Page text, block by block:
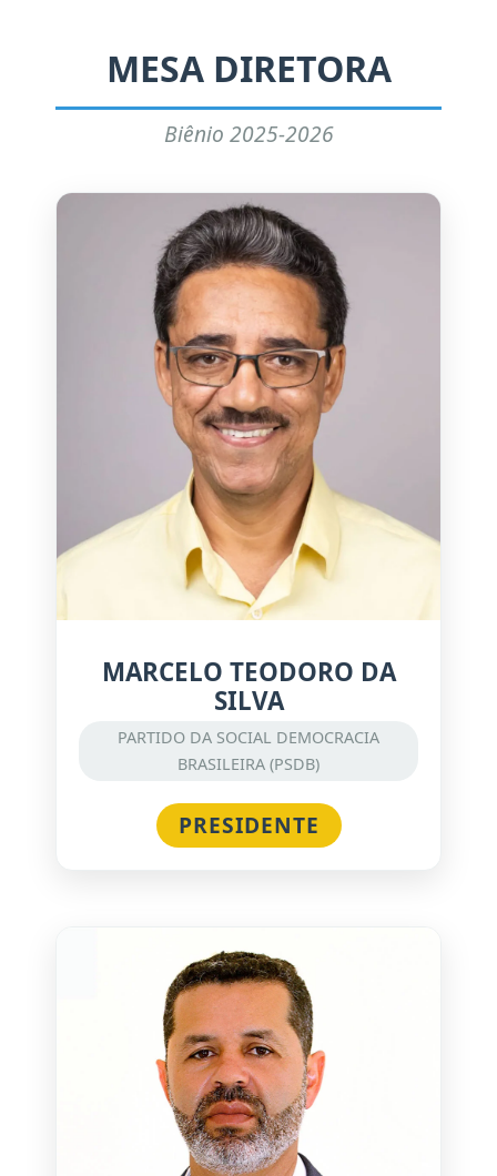
MESA DIRETORA
Biênio 2025-2026
MARCELO TEODORO DA
SILVA
PARTIDO DA SOCIAL DEMOCRACIA
BRASILEIRA (PSDB)
PRESIDENTE